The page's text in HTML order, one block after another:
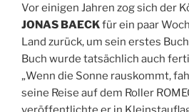
Vor einigen Jahren zog sich der
JONAS BAECKfür ein paar
Land zurück, um sein erstes
Buch wurde tatsächlich auch
„Wenn die Sonne rauskommt,
seine Reise auf dem Roller